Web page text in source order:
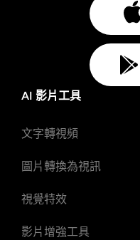
AI 影片工具
文字轉視頻
圖片轉換為視訊
視覺特效
影片增強工具